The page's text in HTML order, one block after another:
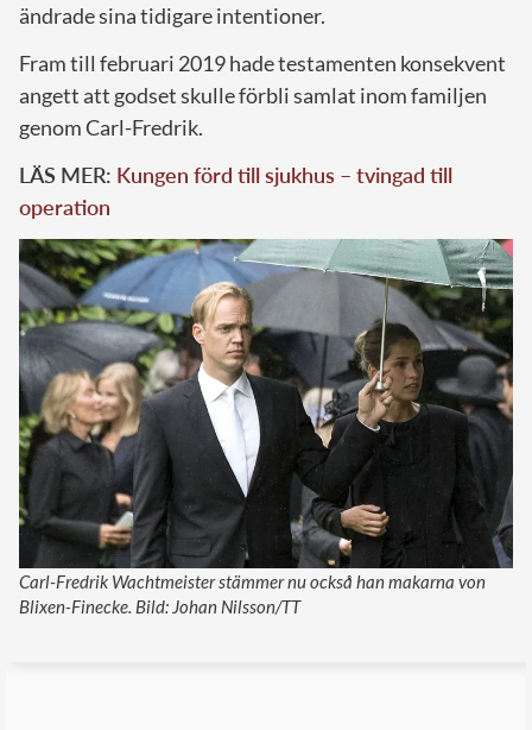
ändrade sina tidigare intentioner.
Fram till februari 2019 hade testamenten konsekvent
angett att godset skulle förbli samlat inom familjen
genom Carl-Fredrik.
LÄS MER: Kungen förd till sjukhus – tvingad till
operation
Carl-Fredrik Wachtmeister stämmer nu också han makarna von
Blixen-Finecke. Bild: Johan Nilsson/TT